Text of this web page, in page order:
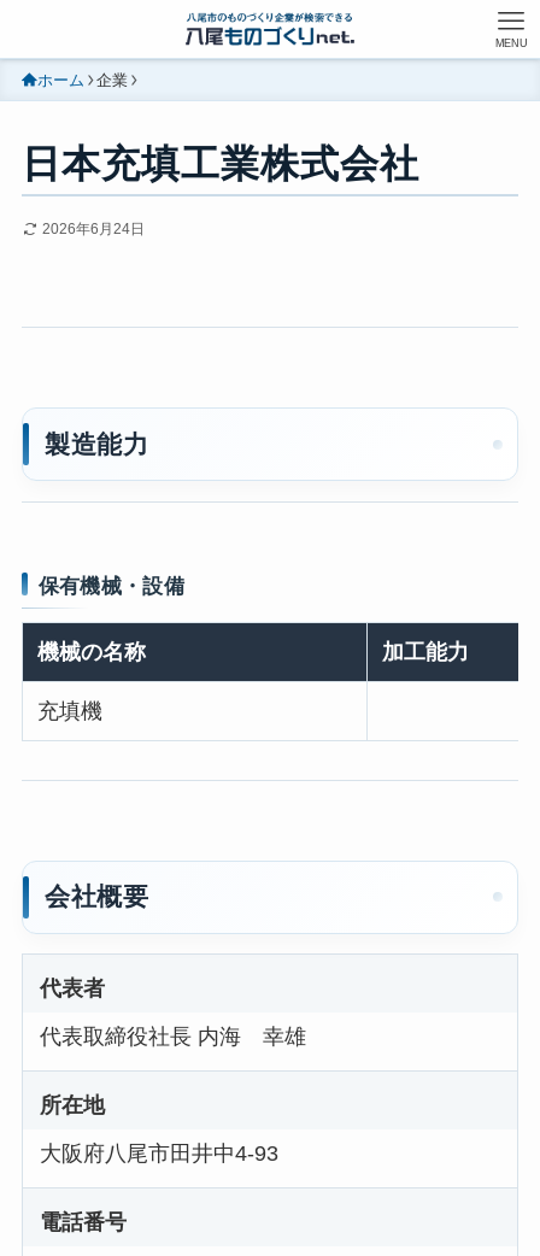
MENU
ホーム 企業
日本充填工業株式会社
2026年6月24日
製造能力
保有機械・設備
機械の名称 加工能力
充填機
会社概要
代表者
代表取締役社長 内海 幸雄
所在地
大阪府八尾市田井中4-93
電話番号